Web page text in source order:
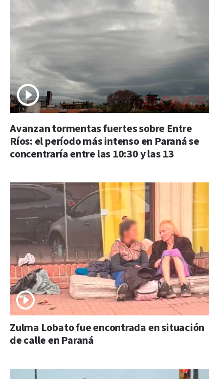
Avanzan tormentas fuertes sobre Entre
Ríos: el período más intenso en Paraná se
concentraría entre las 10:30 y las 13
Zulma Lobato fue encontrada en situación
de calle en Paraná